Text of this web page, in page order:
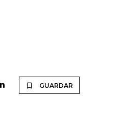
GUARDAR